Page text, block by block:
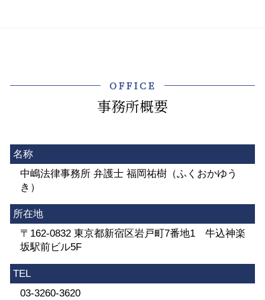
OFFICE
事務所概要
名称
中嶋法律事務所 弁護士 福岡祐樹（ふくおかゆう
き）
所在地
〒162-0832 東京都新宿区岩戸町7番地1 牛込神楽
坂駅前ビル5F
TEL
03-3260-3620